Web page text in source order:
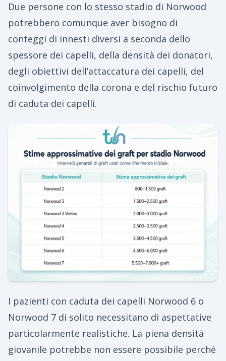
Due persone con lo stesso stadio di Norwood
potrebbero comunque aver bisogno di
conteggi di innesti diversi a seconda dello
spessore dei capelli, della densità dei donatori,
degli obiettivi dell’attaccatura dei capelli, del
coinvolgimento della corona e del rischio futuro
di caduta dei capelli.
I pazienti con caduta dei capelli Norwood 6 o
Norwood 7 di solito necessitano di aspettative
particolarmente realistiche. La piena densità
giovanile potrebbe non essere possibile perché